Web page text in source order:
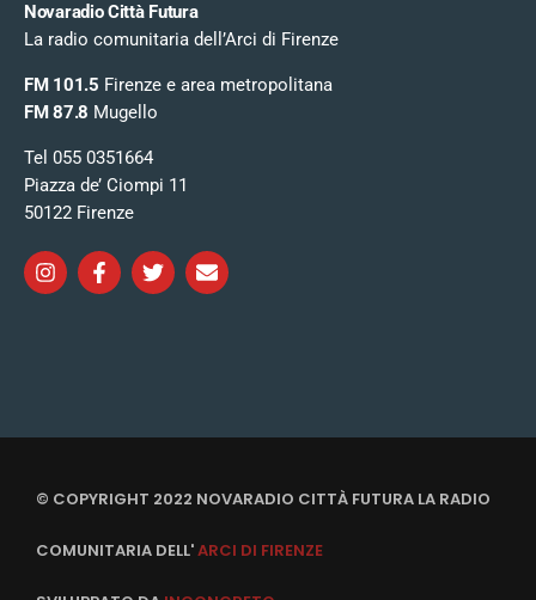
Novaradio Città Futura
La radio comunitaria dell’Arci di Firenze
FM 101.5 Firenze e area metropolitana
FM 87.8 Mugello
Tel 055 0351664
Piazza de’ Ciompi 11
50122 Firenze
© COPYRIGHT 2022 NOVARADIO CITTÀ FUTURA LA RADIO
COMUNITARIA DELL'ARCI DI FIRENZE